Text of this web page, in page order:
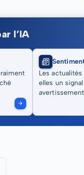
l’IA
Les actualités
elles un